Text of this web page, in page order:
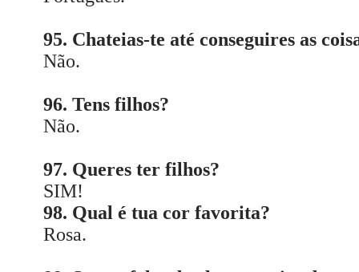
95. Chateias-te até conseguires as
Não.
96. Tens filhos?
Não.
97. Queres ter filhos?
SIM!
98. Qual é tua cor favorita?
Rosa.